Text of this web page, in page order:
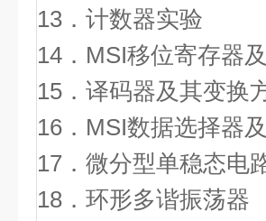
13．计
14．MSI移位
15．译码器及其变换
16．MSI数据选择器
17．微分型单稳态电
18．环形多谐振荡器